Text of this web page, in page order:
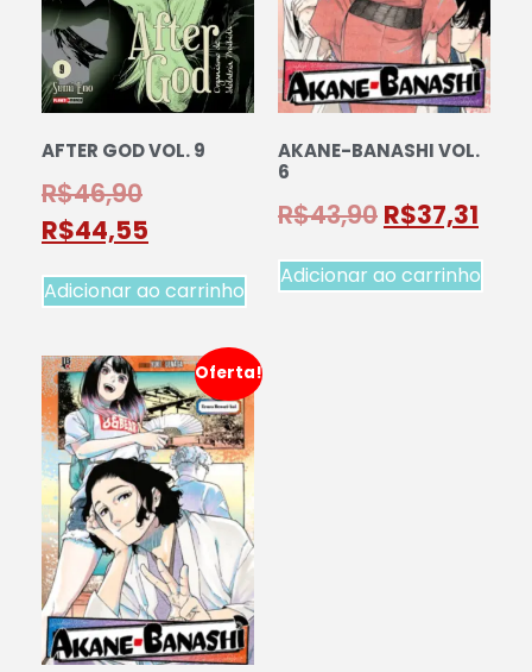
AFTER GOD VOL. 9
R$46,90
R$44,55
Adicionar ao carrinho
AKANE-BANASHI VOL.
6
R$43,90 R$37,31
Adicionar ao carrinho
Oferta!